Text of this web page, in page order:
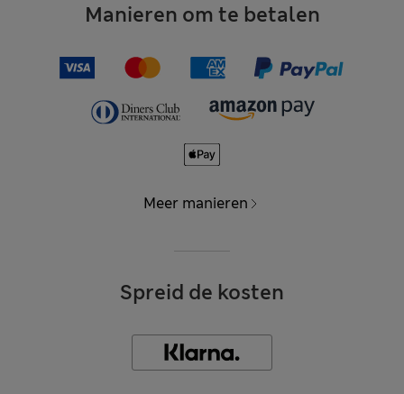
Manieren om te betalen
Meer manieren
Spreid de kosten